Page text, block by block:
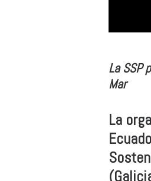
La SSP
Mar
La